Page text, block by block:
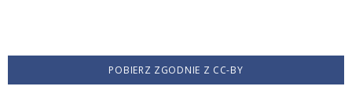
POBIERZ ZGODNIE Z CC-BY